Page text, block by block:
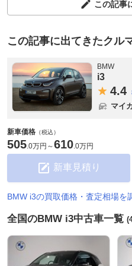
この記事
この記事に出てきたクル
BMW
i3
4.4
マイ
新車価格 （税込）
505.0万円 ～610.0万円
新車見積り
BMW i3の買取価格・査定相場を
全国のBMW i3中古車一覧